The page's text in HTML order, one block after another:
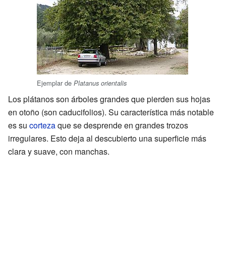
Ejemplar de Platanus orientalis
Los plátanos son árboles grandes que pierden sus hojas
en otoño (son caducifolios). Su característica más notable
es su cortezaque se desprende en grandes trozos
irregulares. Esto deja al descubierto una superficie más
clara y suave, con manchas.